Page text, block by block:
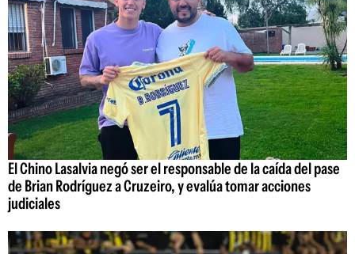
El Chino Lasalvia negó ser el responsable de la caída del pase
de Brian Rodríguez a Cruzeiro, y evalúa tomar acciones
judiciales